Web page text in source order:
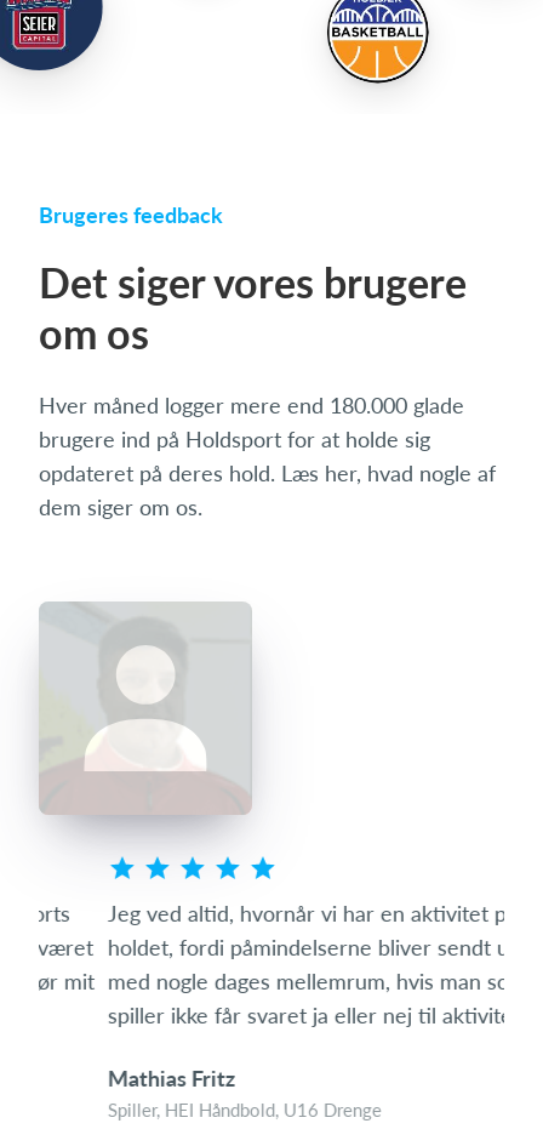
Brugeres feedback
Det siger vores brugere
om os
Hver måned logger mere end 180.000 glade
brugere ind på Holdsport for at holde sig
opdateret på deres hold. Læs her, hvad nogle af
dem siger om os.
Jeg ved altid, hvornår vi har en aktivitet på
holdet, fordi påmindelserne bliver sendt ud igen
med nogle dages mellemrum, hvis man som
spiller ikke får svaret ja eller nej til aktiviteten.
Mathias Fritz
Spiller, HEI Håndbold, U16 Drenge